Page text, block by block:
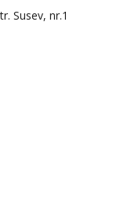
Susev, nr.1